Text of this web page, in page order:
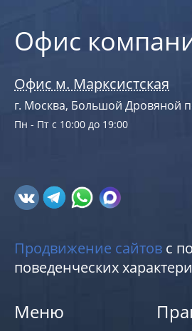
Офис
Офис м. Марксистская
г. Москва, Большой Дровяной
Пн - Пт с 10:00 до 19:00
Продвижение сайтов с
поведенческих
Меню